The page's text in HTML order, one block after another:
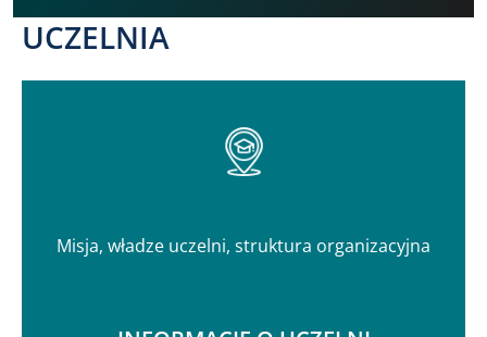
UCZELNIA
Misja, władze uczelni, struktura organizacyjna